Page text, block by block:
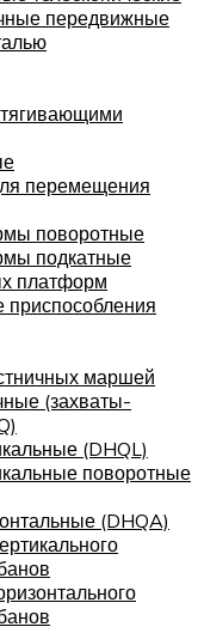
передвижные
перемещения
поворотные
подкатные
платформ
приспособления
маршей
(захваты-
(DHQL)
поворотные
(DHQA)